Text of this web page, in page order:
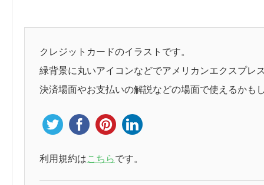
クレジットカードのイラストです。
緑背景に丸いアイコンなどでアメリカンエクスプレ
決済場面やお支払いの解説などの場面で使えるかも
利用規約はこちらです。